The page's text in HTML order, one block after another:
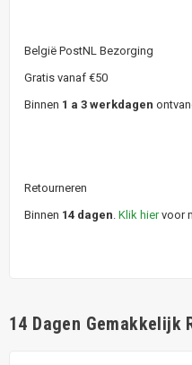
België PostNL Bezorging
Gratis vanaf €50
Binnen 1 a 3 werkdagen
Retourneren
Binnen 14 dagen Klik hiervoor
14 Dagen Gemakkelijk